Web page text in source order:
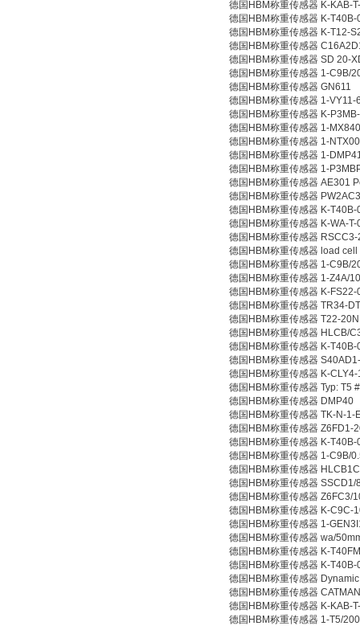
德国HBM称重传感器 K-KAB-
德国HBM称重传感器 K-
德国HBM称重传感器 K-T12-
德国HBM称重传感器
德国HBM称重传感器 SD 20-
德国HBM称重传感器 1-C9B/
德国HBM称重传感器 GN611
德国HBM称重传感器 1-VY11-
德国HBM称重传感器 K-
德国HBM称重传感器 1-
德国HBM称重传感器 1-
德国HBM称重传感器 1-
德国HBM称重传感器 1-
德国HBM称重传感器 AE301
德国HBM称重传感器
德国HBM称重传感器 K-
德国HBM称重传感器 K-WA-
德国HBM称重传感器
德国HBM称重传感器 load
德国HBM称重传感器 1-C9B/
德国HBM称重传感器 1-Z4A/
德国HBM称重传感器 K-
德国HBM称重传感器 TR34-
德国HBM称重传感器 T22-
德国HBM称重传感器 HLCB/
德国HBM称重传感器 K-
德国HBM称重传感器
德国HBM称重传感器 K-
德国HBM称重传感器 Typ: T5
德国HBM称重传感器 DMP40
德国HBM称重传感器 TK-N-1-
德国HBM称重传感器 Z6FD1-
德国HBM称重传感器 K-
德国HBM称重传感器 1-C9B/
德国HBM称重传感器
德国HBM称重传感器 SSCD1/
德国HBM称重传感器 Z6FC3/
德国HBM称重传感器 K-C9C-
德国HBM称重传感器 1-
德国HBM称重传感器 wa/
德国HBM称重传感器 K-
德国HBM称重传感器 K-
德国HBM称重传感器
德国HBM称重传感器
德国HBM称重传感器 K-KAB-
德国HBM称重传感器 1-T5/